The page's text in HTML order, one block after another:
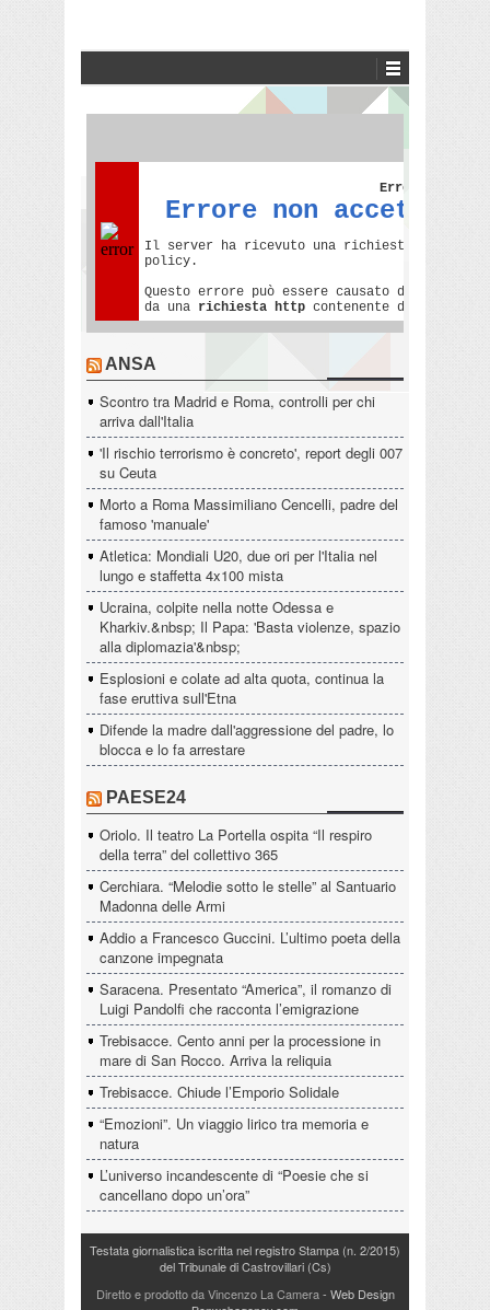
ANSA
Scontro tra Madrid e Roma, controlli per chi
arriva dall'Italia
'Il rischio terrorismo è concreto', report degli 007
su Ceuta
Morto a Roma Massimiliano Cencelli, padre del
famoso 'manuale'
Atletica: Mondiali U20, due ori per l'Italia nel
lungo e staffetta 4x100 mista
Ucraina, colpite nella notte Odessa e
Kharkiv.&nbsp; Il Papa: 'Basta violenze, spazio
alla diplomazia'&nbsp;
Esplosioni e colate ad alta quota, continua la
fase eruttiva sull'Etna
Difende la madre dall'aggressione del padre, lo
blocca e lo fa arrestare
PAESE24
Oriolo. Il teatro La Portella ospita “Il respiro
della terra” del collettivo 365
Cerchiara. “Melodie sotto le stelle” al Santuario
Madonna delle Armi
Addio a Francesco Guccini. L’ultimo poeta della
canzone impegnata
Saracena. Presentato “America”, il romanzo di
Luigi Pandolfi che racconta l’emigrazione
Trebisacce. Cento anni per la processione in
mare di San Rocco. Arriva la reliquia
Trebisacce. Chiude l’Emporio Solidale
“Emozioni”. Un viaggio lirico tra memoria e
natura
L’universo incandescente di “Poesie che si
cancellano dopo un’ora”
Testata giornalistica iscritta nel registro Stampa (n. 2/2015)
del Tribunale di Castrovillari (Cs)
Diretto e prodotto da Vincenzo La Camera- Web Design